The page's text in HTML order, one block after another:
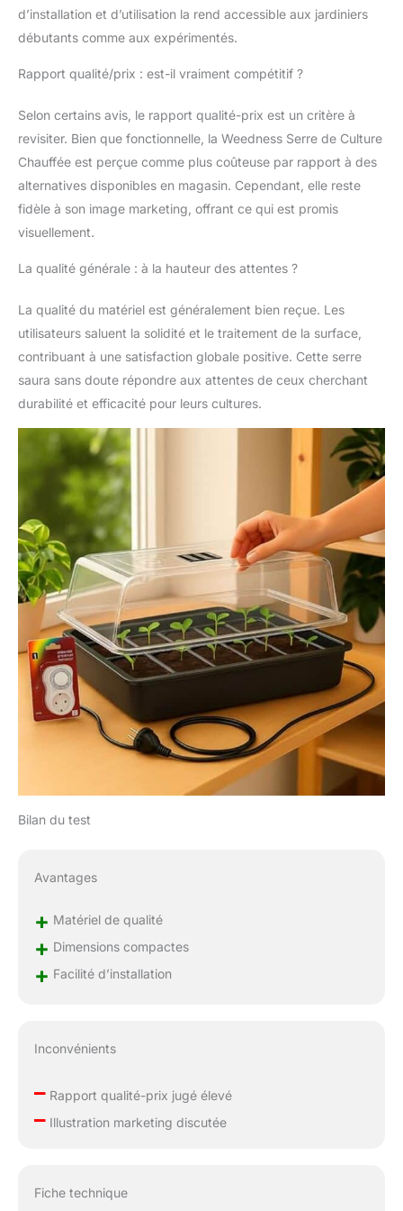
chauffée garantit une
culture fiable et
vos semis et boutures,
conditions difficiles.
Efficacité améliorée :
Serre optimisée pour
semis, favorisant
croissance rapide des
tomates et boutures,
idéale pour balcon ou
d’installation et d’utilisation la rend accessible aux jardiniers
débutants comme aux expérimentés.
Rapport qualité/prix : est-il vraiment compétitif ?
Selon certains avis, le rapport qualité-prix est un critère à
revisiter. Bien que fonctionnelle, la Weedness Serre de Culture
Chauffée est perçue comme plus coûteuse par rapport à des
alternatives disponibles en magasin. Cependant, elle reste
fidèle à son image marketing, offrant ce qui est promis
visuellement.
La qualité générale : à la hauteur des attentes ?
La qualité du matériel est généralement bien reçue. Les
utilisateurs saluent la solidité et le traitement de la surface,
contribuant à une satisfaction globale positive. Cette serre
saura sans doute répondre aux attentes de ceux cherchant
durabilité et efficacité pour leurs cultures.
Bilan du test
Avantages
+ Matériel de qualité
+ Dimensions compactes
+ Facilité d’installation
Inconvénients
–Rapport qualité-prix jugé élevé
–Illustration marketing discutée
Fiche technique